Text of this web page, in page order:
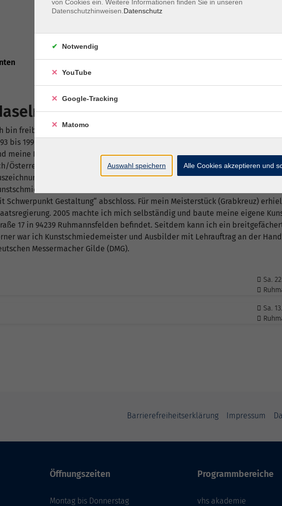
Tobias
bin freiberuflicher Kunstschmied aus Leidenschaft und bin im Januar 2016
bis 1996 lernte ich Flugzeugbauer bei Messerschmitt-Bölkow-Blohm. Da
meine Kreativität nicht befriedigte, entschloss ich mich Kunstschmied zu
Österreich beim Obmann der Schmiedeinnung Peter Lechner meine Lehre
als einer der besten Absolventen Österreichs. Anschließend
2003 bis 2004 besuchte ich die Meisterschule im
Schwerpunkt Gestaltung“ abschloss. Für mein Meisterstück (Grabkreuz)
2005 machte ich mich selbständig und baute meine eigene
17 in 94239 Ruhmannsfelden befindet. Seitdem kann ich ein
war ich Kunstschmiedemeister und Ausbilder mit Lehrauftrag an der
Messermacher Gilde (DMG).
Sa.
Sa.
Barrierefreiheitserklärung Impressum
Öffnungszeiten
Montag bis Donnerstag
Programmbereiche
vhs akademie
von Cookies ein. Weitere Informationen finden Sie in unseren
Datenschutzhinweisen. Datenschutz
Notwendig
YouTube
Google-Tracking
Matomo
Auswahl speichern Alle Cookies akzeptieren und